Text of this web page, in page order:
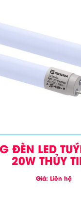
ĐÈN LED
20W THỦY
Giá: Liên hệ